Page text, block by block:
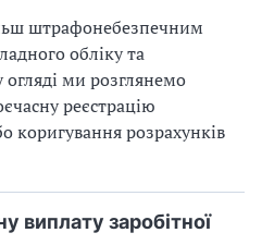
штрафонебезпечним
обліку та
ми розглянемо
реєстрацію
коригування розрахунків
виплату заробітної